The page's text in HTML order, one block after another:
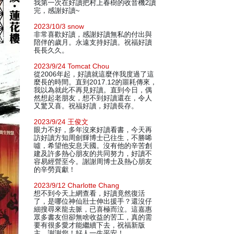
我第一次在好讀把村上春樹的收音機2讀
完，感謝好讀~
2023/10/3 snow
非常喜歡好讀，感謝好讀無私的付出與
陪伴的歲月。永遠支持好讀。祝福好讀
長長久久。
2023/9/24 Tomcat Chou
從2006年起，好讀就這麼伴我度過了這
麼長的時間。直到2017.12的噩耗傳來，
我以為就此不再見好讀。直到今日，偶
然想起老朋友，想不到好讀還在，令人
又驚又喜。祝福好讀，好讀長存。
2023/9/24 王俊文
眼力不好，多年沒來好讀看書，今天再
訪好讀方知周劍輝博士已往生，不勝唏
噓，希望他安息天國。沒有他的辛苦創
建及許多熱心朋友的共同努力，好讀不
容易經營至今。謝謝周博士及熱心朋友
的辛勞貢獻！
2023/9/12 Charlotte Chang
想不到今天上網查看，好讀竟然復活
了，是哪位神仙壯士伸出援手？還沒仔
細搜尋來龍去脈，已喜極而泣。這嘉惠
眾多書友但卻無啥收益的苦工，真的需
要有很多愛才能繼續下去，祝福新版